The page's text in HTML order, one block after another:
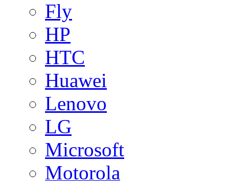
Fly
HP
HTC
Huawei
Lenovo
LG
Microsoft
Motorola